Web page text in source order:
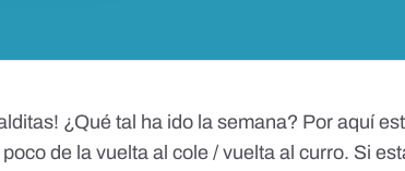
¿Qué tal ha ido la semana? Por aquí
poco de lavuelta al cole / vuelta al curro. Si